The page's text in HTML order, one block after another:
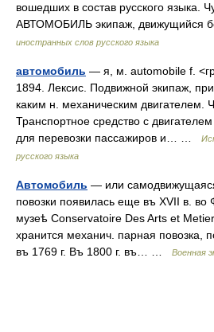
вошедших в состав русского языка.
АВТОМОБИЛЬ экипаж, движущийся
иностранных слов русского языка
автомобиль — я, м. automobile f.
1894. Лексис. Подвижной экипаж,
каким н. механическим двигателем.
Транспортное средство с
для перевозки пассажиров и… …
русского языка
Автомобиль — или
повозки появилась еще въ XVII в.
музеѣ Conservatoire Des Arts et
хранится механич. парная повозка,
въ 1769 г. Въ 1800 г. въ… …
Военная